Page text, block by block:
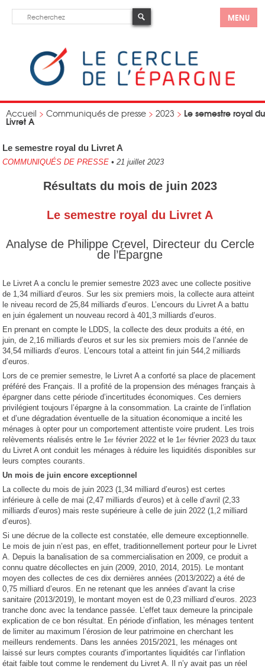
MENU
Accueil > Communiqués de presse > 2023 > Le semestre royal du
Livret A
Le semestre royal du Livret A
COMMUNIQUÉS DE PRESSE • 21 juillet 2023
Résultats du mois de juin 2023
Le semestre royal du Livret A
Analyse de Philippe Crevel, Directeur du Cercle
de l’Épargne
Le Livret A a conclu le premier semestre 2023 avec une collecte positive
de 1,34 milliard d’euros. Sur les six premiers mois, la collecte aura atteint
le niveau record de 25,84 milliards d’euros. L’encours du Livret A a battu
en juin également un nouveau record à 401,3 milliards d’euros.
En prenant en compte le LDDS, la collecte des deux produits a été, en
juin, de 2,16 milliards d’euros et sur les six premiers mois de l’année de
34,54 milliards d’euros. L’encours total a atteint fin juin 544,2 milliards
d’euros.
Lors de ce premier semestre, le Livret A a conforté sa place de placement
préféré des Français. Il a profité de la propension des ménages français à
épargner dans cette période d’incertitudes économiques. Ces derniers
privilégient toujours l’épargne à la consommation. La crainte de l’inflation
et d’une dégradation éventuelle de la situation économique a incité les
ménages à opter pour un comportement attentiste voire prudent. Les trois
relèvements réalisés entre le 1er février 2022 et le 1er février 2023 du taux
du Livret A ont conduit les ménages à réduire les liquidités disponibles sur
leurs comptes courants.
Un mois de juin encore exceptionnel
La collecte du mois de juin 2023 (1,34 milliard d’euros) est certes
inférieure à celle de mai (2,47 milliards d’euros) et à celle d’avril (2,33
milliards d’euros) mais reste supérieure à celle de juin 2022 (1,2 milliard
d’euros).
Si une décrue de la collecte est constatée, elle demeure exceptionnelle.
Le mois de juin n’est pas, en effet, traditionnellement porteur pour le Livret
A. Depuis la banalisation de sa commercialisation en 2009, ce produit a
connu quatre décollectes en juin (2009, 2010, 2014, 2015). Le montant
moyen des collectes de ces dix dernières années (2013/2022) a été de
0,75 milliard d’euros. En ne retenant que les années d’avant la crise
sanitaire (2013/2019), le montant moyen est de 0,23 milliard d’euros. 2023
tranche donc avec la tendance passée. L’effet taux demeure la principale
explication de ce bon résultat. En période d’inflation, les ménages tentent
de limiter au maximum l’érosion de leur patrimoine en cherchant les
meilleurs rendements. Dans les années 2015/2021, les ménages ont
laissé sur leurs comptes courants d’importantes liquidités car l’inflation
était faible tout comme le rendement du Livret A. Il n’y avait pas un réel